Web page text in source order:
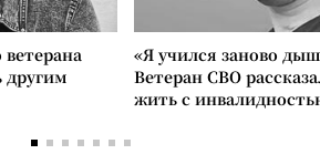
«Я учился заново
Ветеран СВО
жить с